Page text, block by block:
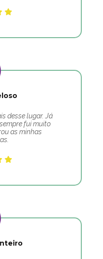
desse lugar. Já
fui muito
as minhas